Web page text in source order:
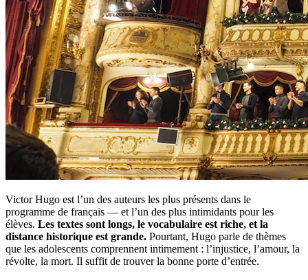
Victor Hugo est l’un des auteurs les plus présents dans le
programme de français — et l’un des plus intimidants pour les
élèves. Les textes sont longs, le vocabulaire est riche, et la
distance historique est grande. Pourtant, Hugo parle de thèmes
que les adolescents comprennent intimement : l’injustice, l’amour, la
révolte, la mort. Il suffit de trouver la bonne porte d’entrée.